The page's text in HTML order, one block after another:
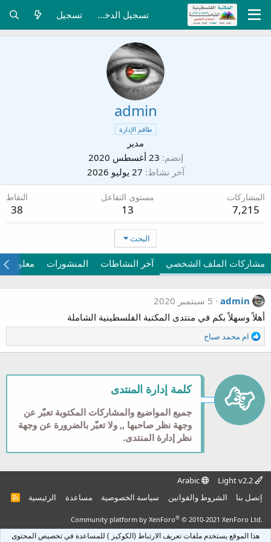
تسجيل الدخول تسجيل
admin
طاقم الإدارة
مدير
إنضم 23 أغسطس 2020
آخر نشاط 27 يوليو 2026
المشاركات
7,215
مستوى التفاعل
13
النقاط
38
البحث
مشاركات الملف الشخصي آخر النشاطات المنشورات معلومات
admin
5 سبتمبر 2020
أهلاً وسهلاً بكم في منتدى المكتبة الفلسطينية الشاملة
ا
ل
ا
ع
ل
ا
ت
ام محمد صباح
كلمة إدارة المنتدى
جميع المواضيع والمشاركات المكتوبة تعبّر عن
وجهة نظر صاحبها ,, ولا تعبّر بالضرورة عن وجهة
نظر إدارة المنتدى.
Arabic
إتصل بنا
الشروط والقوانين سياسة الخصوصية مساعدة الرئيسية
R
Community platform by XenForo® © 2010-2021 XenForo Ltd.
هذا الموقع يستخدم ملفات تعريف الارتباط (الكوكيز ) للمساعدة في تخصيص المحتوى